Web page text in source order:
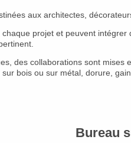
aux architectes,
projet et peuvent
des collaborations sont mises
bois ou sur métal, dorure,
Bureau